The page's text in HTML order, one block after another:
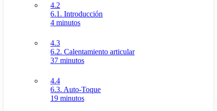
4.2
6.1. Introducción
4 minutos
4.3
6.2. Calentamiento articular
37 minutos
4.4
6.3. Auto-Toque
19 minutos